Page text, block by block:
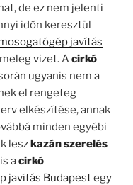
de ez nem jelenti
időn keresztül
javítás
vizet. Acirkó
ugyanis nem a
el rengeteg
elkészítése, annak
minden egyébi
leszkazán szerelés
acirkó
javítás Budapestegy